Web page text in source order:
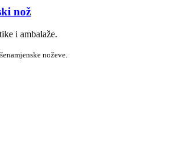
nož
i ambalaže.
noževe.